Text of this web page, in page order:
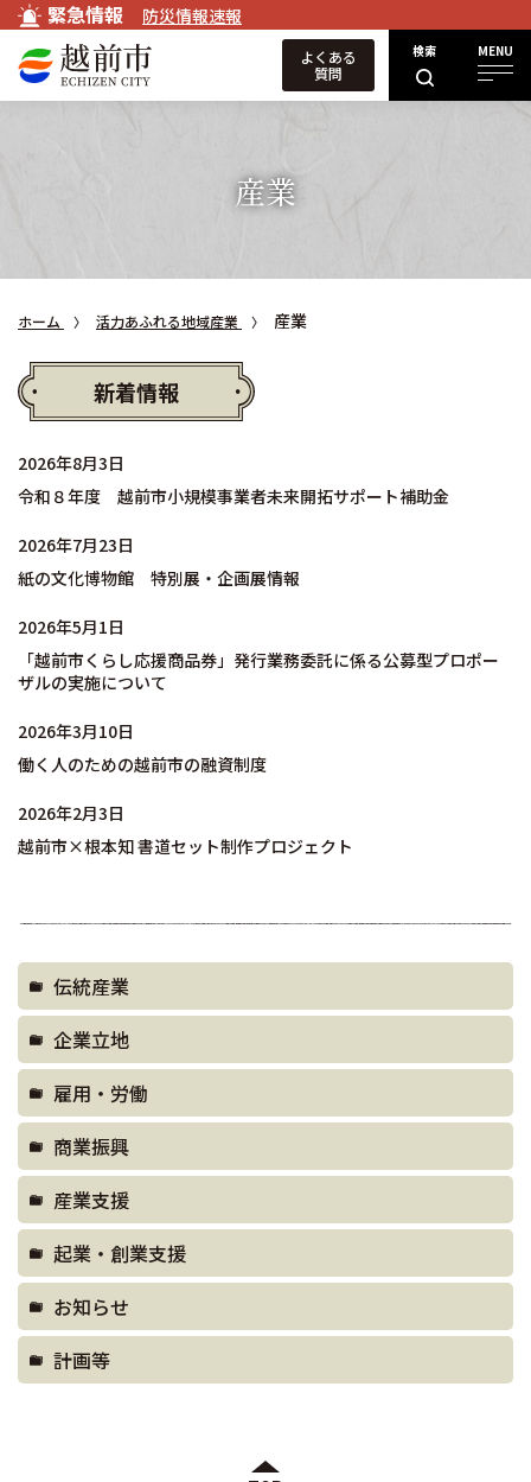
緊急情報 防災情報速報
検索 MENU
よくある
質問
産業
ホーム 活力あふれる地域産業 産業
新着情報
2026年8月3日
令和８年度 越前市小規模事業者未来開拓サポート補助金
2026年7月23日
紙の文化博物館 特別展・企画展情報
2026年5月1日
「越前市くらし応援商品券」発行業務委託に係る公募型プロポー
ザルの実施について
2026年3月10日
働く人のための越前市の融資制度
2026年2月3日
越前市×根本知 書道セット制作プロジェクト
伝統産業
企業立地
雇用・労働
商業振興
産業支援
起業・創業支援
お知らせ
計画等